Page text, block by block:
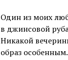
Один из моих
в джинсовой
Никакой
образ особенным.